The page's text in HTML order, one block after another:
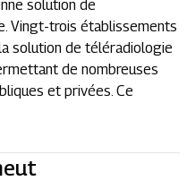
solution de
Vingt-trois établissements
solution de téléradiologie
de nombreuses
et privées. Ce